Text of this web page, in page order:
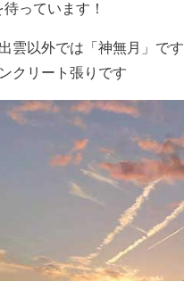
っています！
雲以外では「神無月」です
クリート張りです